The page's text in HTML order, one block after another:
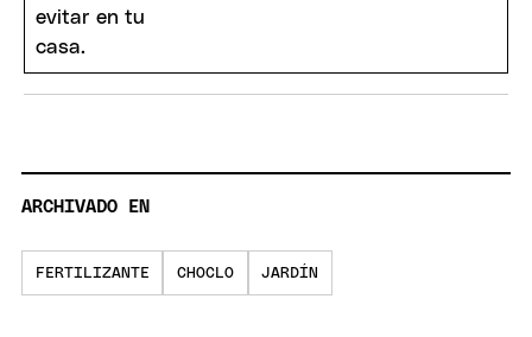
ARCHIVADO EN
FERTILIZANTE CHOCLO JARDÍN